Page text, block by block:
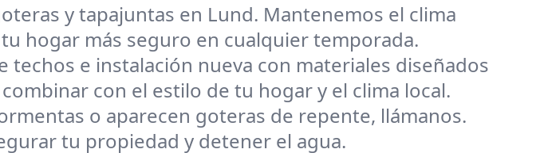
y tapajuntas en Lund. Mantenemos el clima
hogar más seguro en cualquier temporada.
techos e instalación nueva con materiales diseñados
con el estilo de tu hogar y el clima local.
o aparecen goteras de repente, llámanos.
tu propiedad y detener el agua.